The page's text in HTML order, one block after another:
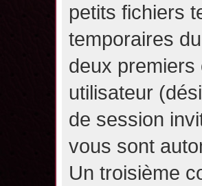
petits fichiers
temporaires
deux premiers
utilisateur
de session
vous sont
Un troisième